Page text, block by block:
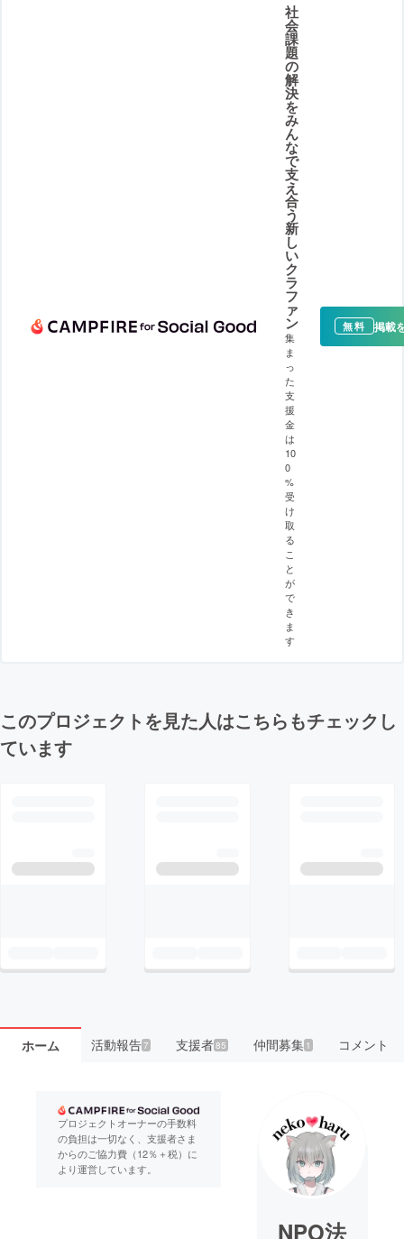
社
会
課
題
の
解
決
を
み
ん
な
で
支
え
合
う
新
し
い
ク
ラ
フ
ァ
ン
集
ま
っ
た
支
援
金
は
10
0
%
受
け
取
る
こ
と
が
で
き
ま
す
無料 掲載
このプロジェクトを見た人はこちらもチェックし
ています
ホーム 活動報告7 支援者85 仲間募集 1 コメント
プロジェクトオーナーの手数料
の負担は一切なく、支援者さま
からのご協力費（12％＋税）に
より運営しています。
NPO法